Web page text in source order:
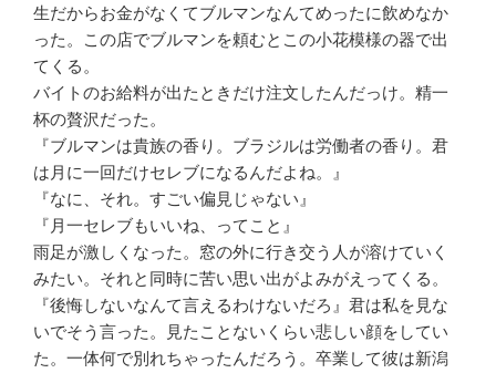
生だからお金がなくてブルマンなんてめったに飲めなか
った。この店でブルマンを頼むとこの小花模様の器で出
てくる。
バイトのお給料が出たときだけ注文したんだっけ。精一
杯の贅沢だった。
『ブルマンは貴族の香り。ブラジルは労働者の香り。君
は月に一回だけセレブになるんだよね。』
『なに、それ。すごい偏見じゃない』
『月一セレブもいいね、ってこと』
雨足が激しくなった。窓の外に行き交う人が溶けていく
みたい。それと同時に苦い思い出がよみがえってくる。
『後悔しないなんて言えるわけないだろ』君は私を見な
いでそう言った。見たことないくらい悲しい顔をしてい
た。一体何で別れちゃったんだろう。卒業して彼は新潟